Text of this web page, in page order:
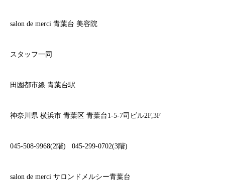
salon de merci 青葉台 美容院
スタッフ一同
田園都市線 青葉台駅
神奈川県 横浜市 青葉区 青葉台1-5-7司ビル2F,3F
045-508-9968(2 階) 045-299-0702(3階)
salon de merci サロンドメルシー青葉台